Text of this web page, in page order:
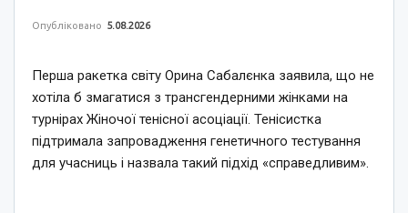
Опубліковано 5.08.2026
Перша ракетка світу Орина Сабалєнка заявила, що не
хотіла б змагатися з трансгендерними жінками на
турнірах Жіночої тенісної асоціації. Тенісистка
підтримала запровадження генетичного тестування
для учасниць і назвала такий підхід «справедливим».